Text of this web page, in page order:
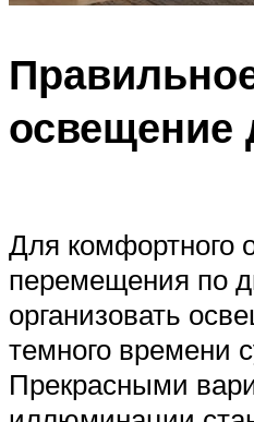
освещение
Для комфортного
перемещения по
организовать
темного времени
Прекрасными